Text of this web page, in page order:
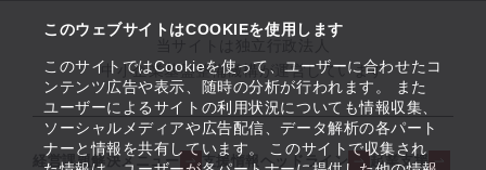
このウェブサイトはCOOKIEを使用します
このサイトではCookieを使って、ユーザーに合わせたコ
ンテンツ広告や表示、随時の分析が行われます。 また
ユーザーによるサイトの利用状況についても情報収集、
ソーシャルメディアや広告配信、データ解析の各パート
ナーと情報を共有しています。 このサイトで収集され
中小企業基盤整備機構が運営しています
経営課題解決メニュー 支援情報ヘッドライン 起業支援